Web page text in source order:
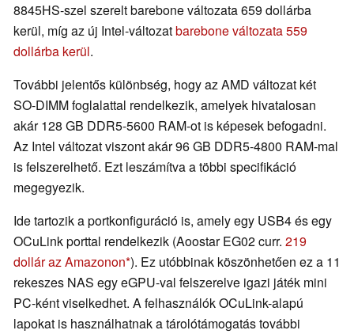
8845HS-szel szerelt barebone változata 659 dollárba
kerül, míg az új Intel-változatbarebone változata 559
dollárba kerül.
További jelentős különbség, hogy az AMD változat két
SO-DIMM foglalattal rendelkezik, amelyek hivatalosan
akár 128 GB DDR5-5600 RAM-ot is képesek befogadni.
Az Intel változat viszont akár 96 GB DDR5-4800 RAM-mal
is felszerelhető. Ezt leszámítva a többi specifikáció
megegyezik.
Ide tartozik a portkonfiguráció is, amely egy USB4 és egy
OCuLink porttal rendelkezik (Aoostar EG02 curr. 219
dollár az Amazonon ). Ez utóbbinak köszönhetően ez a 11
rekeszes NAS egy eGPU-val felszerelve igazi játék mini
PC-ként viselkedhet. A felhasználók OCuLink-alapú
lapokat is használhatnak a tárolótámogatás további